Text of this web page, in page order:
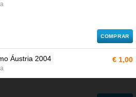
COMPRAR
Áustria 2004 € 1,00